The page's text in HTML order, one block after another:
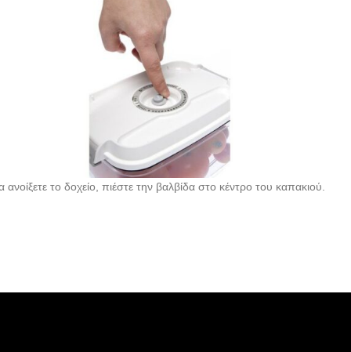
ανοίξετε το δοχείο, πιέστε την βαλβίδα στο κέντρο του καπακιού.